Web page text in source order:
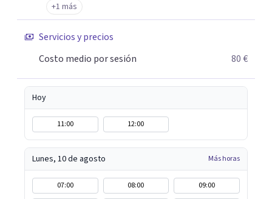
+1 más
Servicios y precios
Costo medio por sesión
80 €
Hoy
11:00 12:00
Lunes, 10 de agosto Más horas
07:00 08:00
09:00